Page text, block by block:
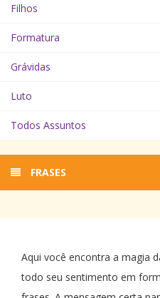
Filhos
Formatura
Grávidas
Luto
Todos Assuntos
FRASES
Aqui você encontra a magia
todo seu sentimento em